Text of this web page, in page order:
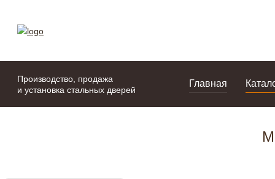
Производство, продажа
и установка стальных дверей
Главная